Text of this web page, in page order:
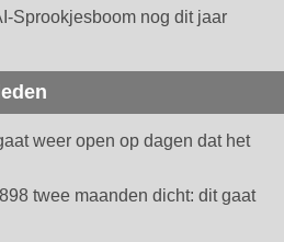
Sprookjesboom nog dit jaar
weer open op dagen dat het
twee maanden dicht: dit gaat